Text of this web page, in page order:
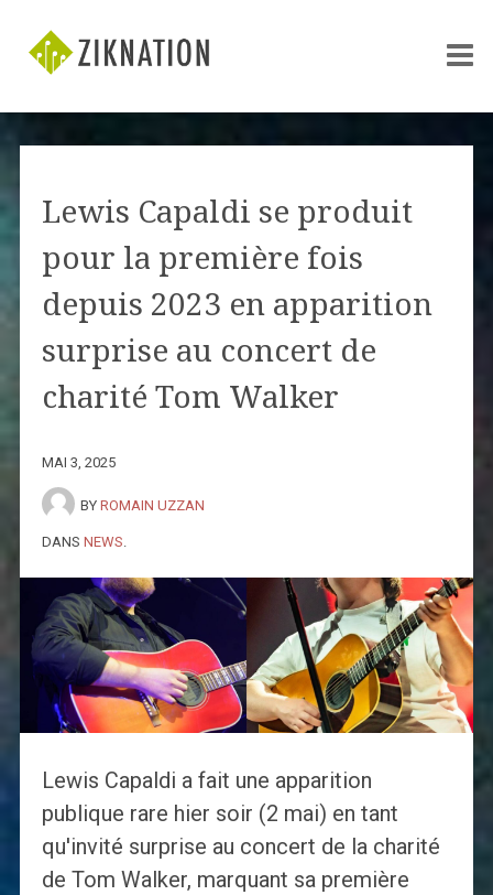
Lewis Capaldi se produit
pour la première fois
depuis 2023 en apparition
surprise au concert de
charité Tom Walker
MAI 3, 2025
BY ROMAIN UZZAN
DANS NEWS
Lewis Capaldi a fait une apparition
publique rare hier soir (2 mai) en tant
qu'invité surprise au concert de la charité
de Tom Walker, marquant sa première